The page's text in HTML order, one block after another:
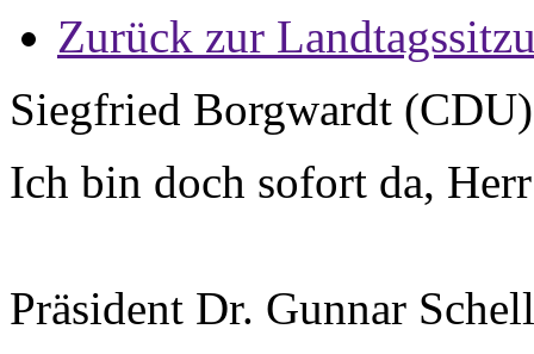
Zurück zur
Siegfried Borgwardt
Ich bin doch sofort da,
Präsident Dr. Gunnar